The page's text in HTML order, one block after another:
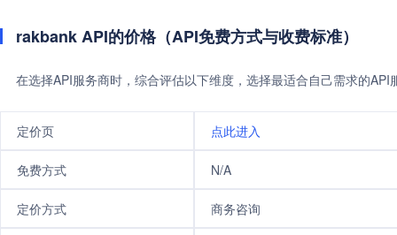
rakbank API的价格（API免费方式与收费标准）
在选择API服务商时，综合评估以下维度，选择最适合自己需求的
定价页 点此进入
免费方式 N/A
定价方式 商务咨询